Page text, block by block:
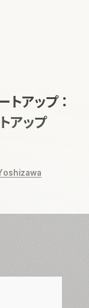
アップ ：
アップ